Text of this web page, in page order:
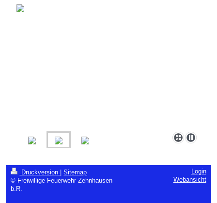
Druckversion
Sitemap
© Freiwillige Feuerwehr Zehnhausen
b.R.
Login
Webansicht